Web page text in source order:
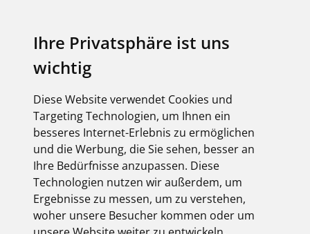
Ihre Privatsphäre ist uns
wichtig
Diese Website verwendet Cookies und
Targeting Technologien, um Ihnen ein
besseres Internet-Erlebnis zu ermöglichen
und die Werbung, die Sie sehen, besser an
Ihre Bedürfnisse anzupassen. Diese
Technologien nutzen wir außerdem, um
Ergebnisse zu messen, um zu verstehen,
woher unsere Besucher kommen oder um
https://www.caravan-salon.de/
September 2026
IFA - Consumer Electronics
Unlimited
4 Sep 2026-8 Sep 2026